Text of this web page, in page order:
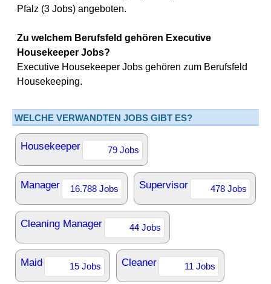
Pfalz (3 Jobs) angeboten.
Zu welchem Berufsfeld gehören Executive
Housekeeper Jobs?
Executive Housekeeper Jobs gehören zum Berufsfeld
Housekeeping.
WELCHE VERWANDTEN JOBS GIBT ES?
Housekeeper 79 Jobs
Manager 16.788 Jobs Supervisor 478 Jobs
Cleaning Manager 44 Jobs
Maid 15 Jobs Cleaner 11 Jobs